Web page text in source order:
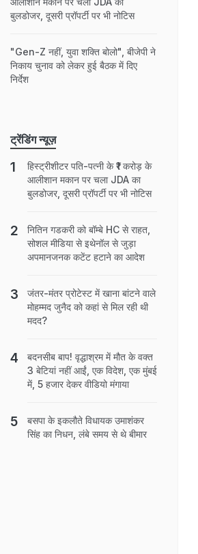
बुलडोजर, दूसरी प्रॉपर्टी पर भी नोटिस
"Gen-Z नहीं, युवा शक्‍ति‍ बोलो", बीजेपी ने
न‍िकाय चुनाव को लेकर हुई बैठक में द‍िए
न‍िर्देश
ट्रेंडिंग न्यूज़
हिस्ट्रीशीटर पति-पत्नी के ₹1 करोड़ के
आलीशान मकान पर चला JDA का
बुलडोजर, दूसरी प्रॉपर्टी पर भी नोटिस
नितिन गडकरी को बॉम्बे HC से राहत,
सोशल मीडिया से इथेनॉल से जुड़ा
अपमानजनक कटेंट हटाने का आदेश
जंतर-मंतर प्रोटेस्ट में खाना बांटने वाले
मोहम्मद जुनैद को कहां से मिल रही थी
मदद?
बदनसीब बाप! वृद्धाश्रम में मौत के वक्त
3 बेटियां नहीं आईं, एक विदेश, एक मुंबई
में, 5 हजार देकर वीडियो मंगाया
बसपा के इकलौते विधायक उमाशंकर
सिंह का निधन, लंबे समय से थे बीमार